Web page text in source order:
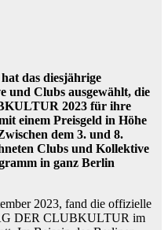
das diesjährige
Clubs ausgewählt, die
2023 für ihre
einem Preisgeld in Höhe
dem 3. und 8.
Clubs und Kollektive
in ganz Berlin
2023, fand die offizielle
DER CLUBKULTUR im